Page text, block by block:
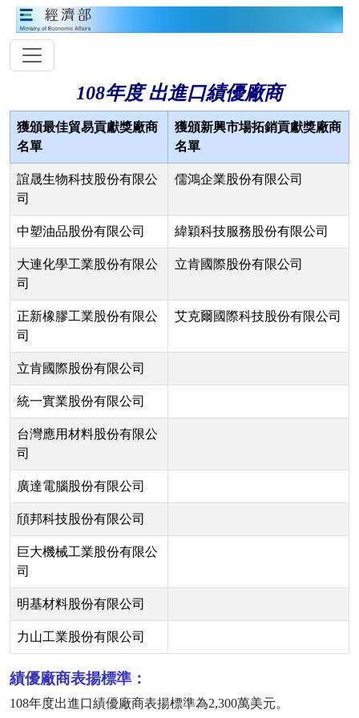
108年度 出進口績優廠商
獲頒最佳貿易貢獻獎廠商
名單
獲頒新興市場拓銷貢獻獎廠商
名單
誼晟生物科技股份有限公
司
儒鴻企業股份有限公司
中塑油品股份有限公司 緯穎科技服務股份有限公司
大連化學工業股份有限公
司
立肯國際股份有限公司
正新橡膠工業股份有限公
司
艾克爾國際科技股份有限公司
立肯國際股份有限公司
統一實業股份有限公司
台灣應用材料股份有限公
司
廣達電腦股份有限公司
頎邦科技股份有限公司
巨大機械工業股份有限公
司
明基材料股份有限公司
力山工業股份有限公司
績優廠商表揚標準：
108年度出進口績優廠商表揚標準為2,300萬美元。